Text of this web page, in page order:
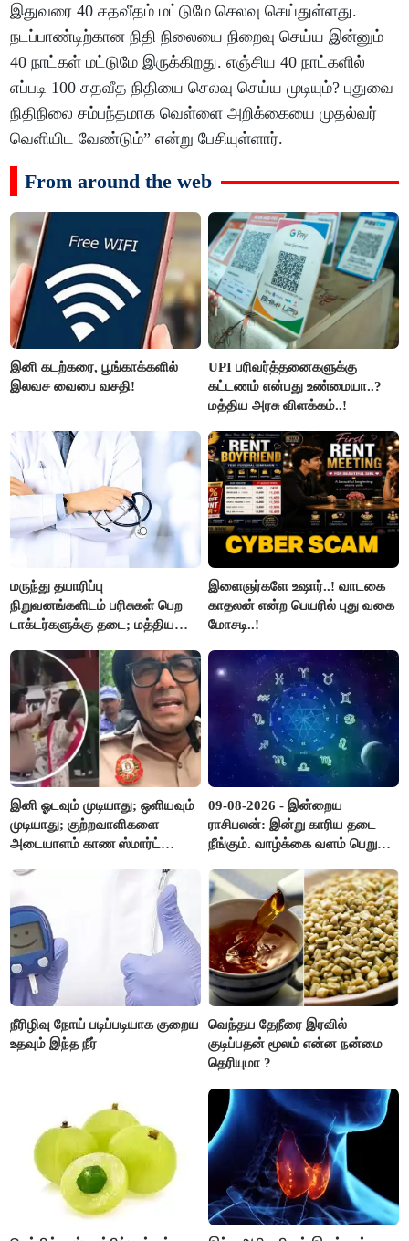
இதுவரை 40 சதவீதம் மட்டுமே செலவு செய்துள்ளது.
நடப்பாண்டிற்கான நிதி நிலையை நிறைவு செய்ய இன்னும்
40 நாட்கள் மட்டுமே இருக்கிறது. எஞ்சிய 40 நாட்களில்
எப்படி 100 சதவீத நிதியை செலவு செய்ய முடியும்? புதுவை
நிதிநிலை சம்பந்தமாக வெள்ளை அறிக்கையை முதல்வர்
வெளியிட வேண்டும்” என்று பேசியுள்ளார்.
From around the web
இனி கடற்கரை, பூங்காக்களில்
இலவச வைபை வசதி!
UPI பரிவர்த்தனைகளுக்கு
கட்டணம் என்பது உண்மையா..?
மத்திய அரசு விளக்கம்..!
மருந்து தயாரிப்பு
நிறுவனங்களிடம் பரிசுகள் பெற
டாக்டர்களுக்கு தடை; மத்திய
இளைஞர்களே உஷார்..! வாடகை
காதலன் என்ற பெயரில் புது வகை
மோசடி..!
இனி ஓடவும் முடியாது; ஒளியவும்
முடியாது; குற்றவாளிகளை
அடையாளம் காண ஸ்மார்ட்
09-08-2026 - இன்றைய
ராசிபலன்: இன்று காரிய தடை
நீங்கும். வாழ்க்கை வளம் பெறும்.
எடைபோடுவது நல்லது..!
நீரிழிவு நோய் படிப்படியாக குறைய
உதவும் இந்த நீர்
வெந்தய தேநீரை இரவில்
குடிப்பதன் மூலம் என்ன நன்மை
தெரியுமா ?